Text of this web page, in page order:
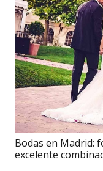
Bodas en Madrid:
excelente